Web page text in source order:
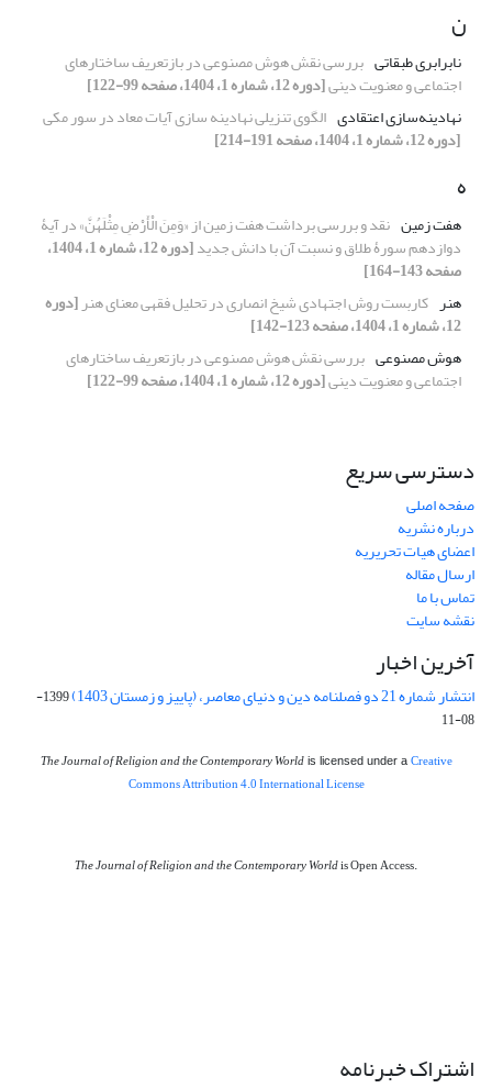
ن
نابرابری طبقاتی بررسی نقش هوش مصنوعی در بازتعریف ساختارهای
اجتماعی و معنویت دینی[دوره 12، شماره 1، 1404، صفحه 99-122]
نهادینه‌سازی اعتقادی الگوی تنزیلی نهادینه سازی آیات معاد در سور مکی
[دوره 12، شماره 1، 1404، صفحه 191-214]
ه
هفت زمین نقد و بررسی برداشت هفت زمین از «وَمِنَ الْأَرْضِ مِثْلَهُنَّ» در آیۀ
دوازدهم سورۀ طلاق و نسبت آن با دانش جدید [دوره 12، شماره 1، 1404،
صفحه 143-164]
هنر کاربست روش اجتهادی شیخ انصاری در تحلیل فقهی معنای هنر[دوره
12، شماره 1، 1404، صفحه 123-142]
هوش مصنوعی بررسی نقش هوش مصنوعی در بازتعریف ساختارهای
اجتماعی و معنویت دینی[دوره 12، شماره 1، 1404، صفحه 99-122]
دسترسی سریع
صفحه اصلی
درباره نشریه
اعضای هیات تحریریه
ارسال مقاله
تماس با ما
نقشه سایت
آخرین اخبار
انتشار شماره 21 دو فصلنامه دین و دنیای معاصر، (پاییز و زمستان 1403)
1399-
08-11
The Journal of Religion and the Contemporary Worldis licensed under a Creative
Commons Attribution 4.0 International License
The Journal of Religion and the Contemporary Worldis Open Access.
اشتراک خبرنامه